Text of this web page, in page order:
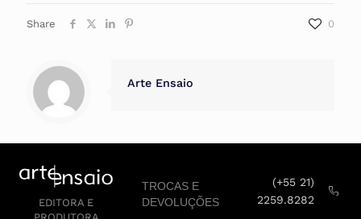
Share 0
Arte Ensaio
EDITORA E
TROCAS E
DEVOLUÇÕES
(+55 21)
2259.8282